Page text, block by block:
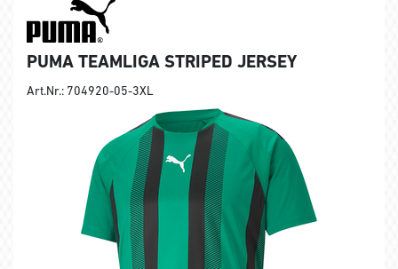
PUMA TEAMLIGA STRIPED JERSEY
Art.Nr.: 704920-05-3XL